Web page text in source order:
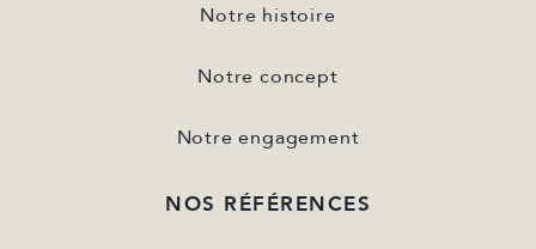
Notre histoire
Notre concept
Notre engagement
NOS RÉFÉRENCES